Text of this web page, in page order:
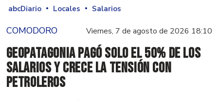
abcDiario Locales Salarios
COMODORO Viernes, 7 de agosto de 2026 18:10
GeoPatagonia pagó solo el 50% de los
salarios y crece la tensión con
Petroleros